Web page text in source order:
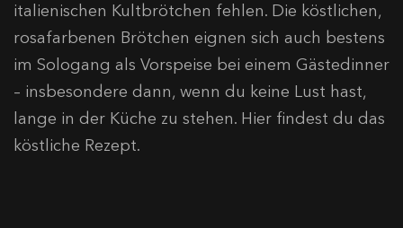
italienischen Kultbrötchen fehlen. Die köstlichen,
rosafarbenen Brötchen eignen sich auch bestens
im Sologang als Vorspeise bei einem Gästedinner
– insbesondere dann, wenn du keine Lust hast,
lange in der Küche zu stehen. Hier findest du das
köstliche Rezept.